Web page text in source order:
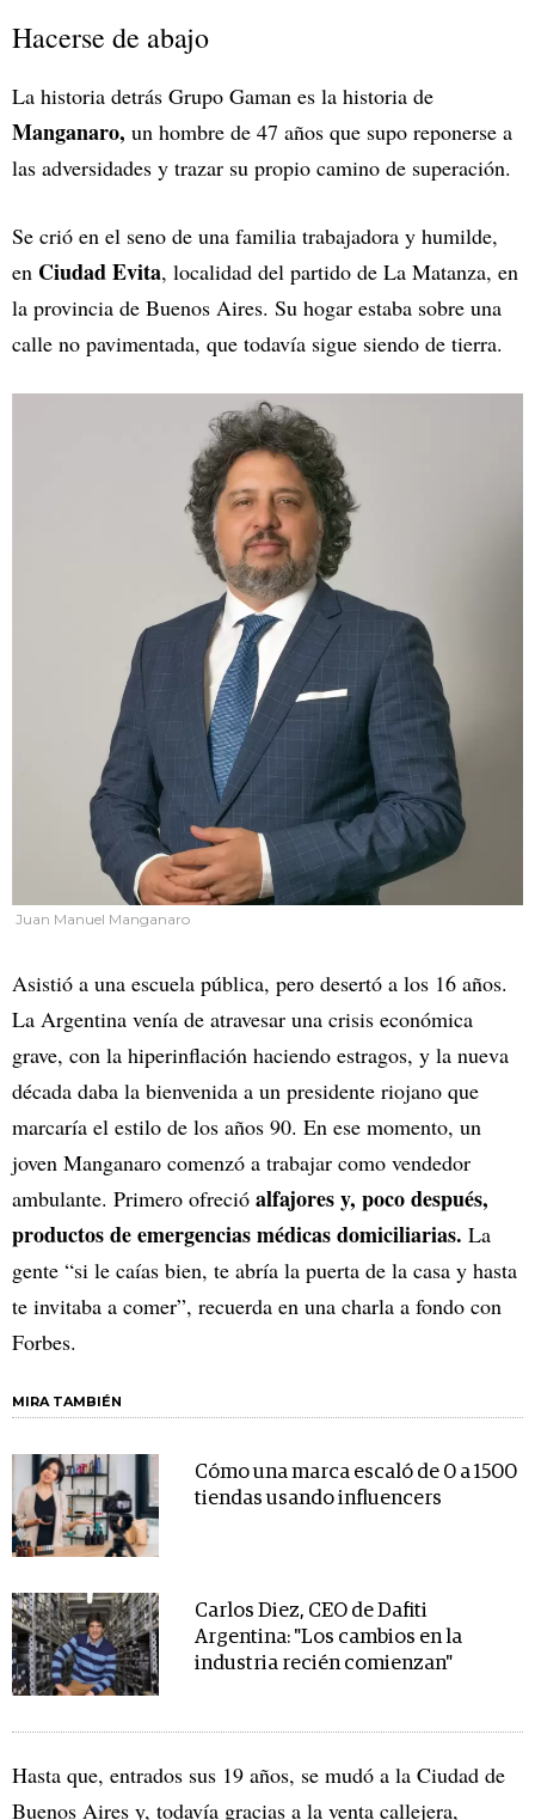
Hacerse de abajo
La historia detrás Grupo Gaman es la historia de
Manganaro, un hombre de 47 años que supo reponerse a
las adversidades y trazar su propio camino de superación.
Se crió en el seno de una familia trabajadora y humilde,
en Ciudad Evita, localidad del partido de La Matanza, en
la provincia de Buenos Aires. Su hogar estaba sobre una
calle no pavimentada, que todavía sigue siendo de tierra.
Juan Manuel Manganaro
Asistió a una escuela pública, pero desertó a los 16 años.
La Argentina venía de atravesar una crisis económica
grave, con la hiperinflación haciendo estragos, y la nueva
década daba la bienvenida a un presidente riojano que
marcaría el estilo de los años 90. En ese momento, un
joven Manganaro comenzó a trabajar como vendedor
ambulante. Primero ofreció alfajores y, poco después,
productos de emergencias médicas domiciliarias. La
gente “si le caías bien, te abría la puerta de la casa y hasta
te invitaba a comer”, recuerda en una charla a fondo con
Forbes.
MIRA TAMBIÉN
Cómo una marca escaló de 0 a 1500
tiendas usando influencers
Carlos Diez, CEO de Dafiti
Argentina: "Los cambios en la
industria recién comienzan"
Hasta que, entrados sus 19 años, se mudó a la Ciudad de
Buenos Aires y, todavía gracias a la venta callejera,